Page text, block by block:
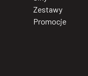
Zestawy
Promocje